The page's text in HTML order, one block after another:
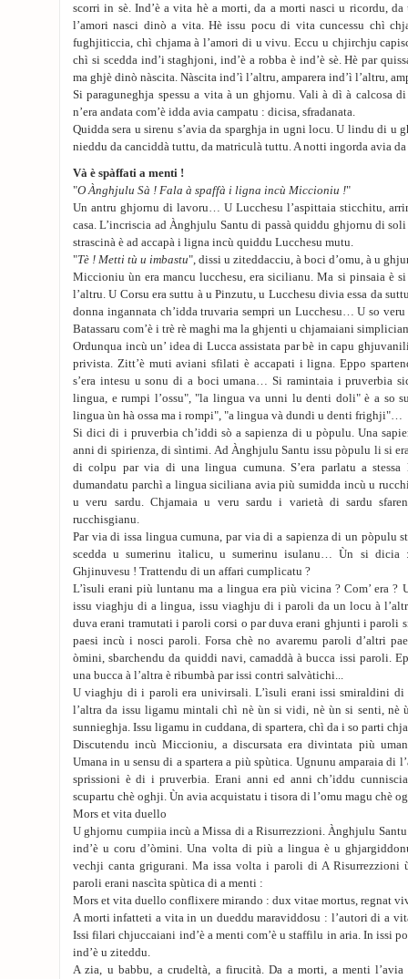
scorri in sè. Ind’è a vita hè a morti, da a morti nasci u ricordu,
l’amori nasci dinò a vita. Hè issu pocu di vita cuncessu chì
fughjiticcia, chì chjama à l’amori di u vivu. Eccu u chjirchju
chì si scedda ind’i staghjoni, ind’è a robba è ind’è sè. Hè par
ma ghjè dinò nàscita. Nàscita ind’ì l’altru, amparera ind’ì l’altru,
Si paraguneghja spessu a vita à un ghjornu. Vali à dì à calcosa
n’era andata com’è idda avia campatu : dicisa, sfradanata.
Quidda sera u sirenu s’avia da sparghja in ugni locu. U lindu di u
nieddu da canciddà tuttu, da matriculà tuttu. A notti ingorda avia
Và è spàffati a menti !
"O Ànghjulu Sà ! Fala à spaffà i ligna incù Miccioniu !"
Un antru ghjornu di lavoru… U Lucchesu l’aspittaia sticchitu,
casa. L’incriscia ad Ànghjulu Santu di passà quiddu ghjornu di
strascinà è ad accapà i ligna incù quiddu Lucchesu mutu.
"Tè ! Metti tù u imbastu", dissi u ziteddacciu, à boci d’omu, à u
Miccioniu ùn era mancu lucchesu, era sicilianu. Ma si pinsaia è
l’altru. U Corsu era suttu à u Pinzutu, u Lucchesu divia essa da
donna ingannata ch’idda truvaria sempri un Lucchesu… U so
Batassaru com’è i trè rè maghi ma la ghjenti u chjamaiani
Ordunqua incù un’ idea di Lucca assistata par bè in capu
privista. Zitt’è muti aviani sfilati è accapati i ligna. Eppo
s’era intesu u sonu di a boci umana… Si ramintaia i pruverbia
lingua, e rumpi l’ossu", "la lingua va unni lu denti doli" è a so
lingua ùn hà ossa ma i rompi", "a lingua và dundi u denti frighji"…
Si dici di i pruverbia ch’iddi sò a sapienza di u pòpulu. Una
anni di spirienza, di sìntimi. Ad Ànghjulu Santu issu pòpulu li si
di colpu par via di una lingua cumuna. S’era parlatu a
dumandatu parchì a lingua siciliana avia più sumidda incù u
u veru sardu. Chjamaia u veru sardu i varietà di sardu
rucchisgianu.
Par via di issa lingua cumuna, par via di a sapienza di un pòpulu
scedda u sumerinu ìtalicu, u sumerinu isulanu… Ùn si
Ghjinuvesu ! Trattendu di un affari cumplicatu ?
L’ìsuli erani più luntanu ma a lingua era più vicina ? Com’ era ?
issu viaghju di a lingua, issu viaghju di i paroli da un locu à
duva erani tramutati i paroli corsi o par duva erani ghjunti i paroli
paesi incù i nosci paroli. Forsa chè no avaremu paroli d’altri
òmini, sbarchendu da quiddi navi, camaddà à bucca issi paroli.
una bucca à l’altra è ribumbà par issi contri salvàtichi...
U viaghju di i paroli era univirsali. L’ìsuli erani issi smiraldini di
l’altra da issu ligamu mintali chì nè ùn si vidi, nè ùn si senti, nè
sunnieghja. Issu ligamu in cuddana, di spartera, chì da i so parti
Discutendu incù Miccioniu, a discursata era divintata più
Umana in u sensu di a spartera a più spùtica. Ugnunu amparaia di
sprissioni è di i pruverbia. Erani anni ed anni ch’iddu
scupartu chè oghji. Ùn avia acquistatu i tisora di l’omu magu chè
Mors et vita duello
U ghjornu cumpiia incù a Missa di a Risurrezzioni. Ànghjulu
ind’è u coru d’òmini. Una volta di più a lingua è u
vechji canta grigurani. Ma issa volta i paroli di A Risurrezzioni
paroli erani nascìta spùtica di a menti :
Mors et vita duello conflixere mirando : dux vitae mortus, regnat
A morti infatteti a vita in un dueddu maraviddosu : l’autori di a
Issi filari chjuccaiani ind’è a menti com’è u staffilu in aria. In issi
ind’è u ziteddu.
A zia, u babbu, a crudeltà, a firucità. Da a morti, a menti l’avia